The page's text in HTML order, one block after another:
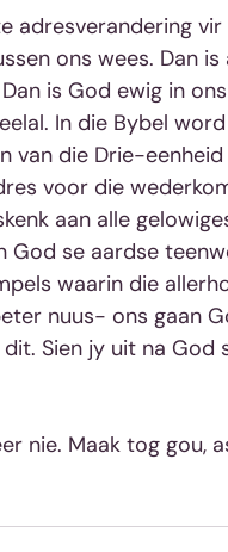
adresverandering
ons wees. Dan
is God ewig in
In die Bybel
van die Drie-
voor die
aan alle
God se aardse
waarin die
nuus- ons gaan
Sien jy uit na
nie. Maak tog gou,